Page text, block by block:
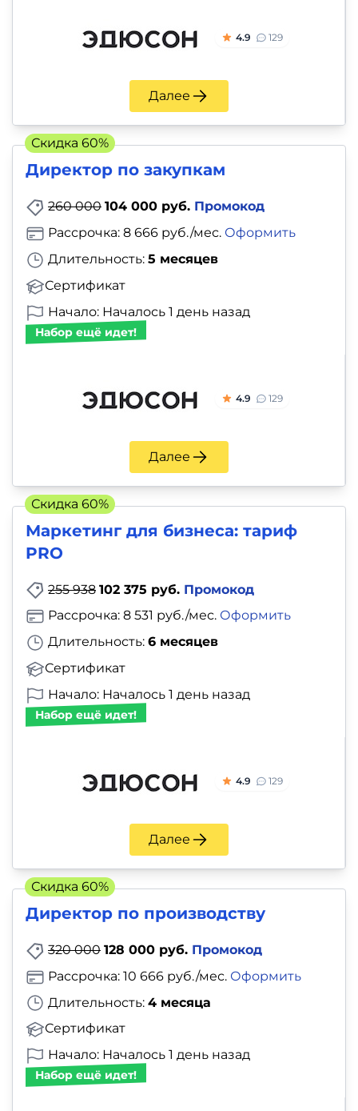
4.9 129
Далее
Директор по закупкам
260 000 104 000 руб. Промокод
Длительность: 5 месяцев
Сертификат
Рассрочка: 8 666 руб./мес. Оформить
Начало: Началось 1 день назад
Набор ещё идет!
4.9 129
Далее
Скидка 60%
Маркетинг для бизнеса: тариф
PRO
255 938 102 375 руб. Промокод
Длительность: 6 месяцев
Сертификат
Рассрочка: 8 531 руб./мес. Оформить
Начало: Началось 1 день назад
Набор ещё идет!
4.9 129
Далее
Скидка 60%
Директор по производству
320 000 128 000 руб. Промокод
Длительность: 4 месяца
Сертификат
Рассрочка: 10 666 руб./мес. Оформить
Начало: Началось 1 день назад
Набор ещё идет!
Скидка 60%